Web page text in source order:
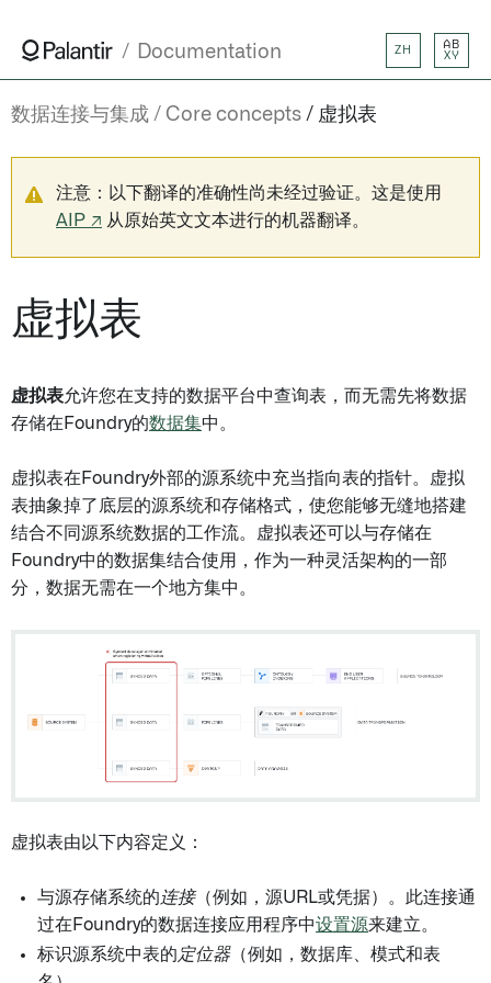
Documentation ZH
AB
XY
数据连接与集成 Core concepts 虚拟表
注意：以下翻译的准确性尚未经过验证。这是使用
AIP ↗ 从原始英文文本进行的机器翻译。
虚拟表
虚拟表允许您在支持的数据平台中查询表，而无需先将数据
存储在Foundry的数据集中。
虚拟表在Foundry外部的源系统中充当指向表的指针。虚拟
表抽象掉了底层的源系统和存储格式，使您能够无缝地搭建
结合不同源系统数据的工作流。虚拟表还可以与存储在
Foundry中的数据集结合使用，作为一种灵活架构的一部
分，数据无需在一个地方集中。
虚拟表由以下内容定义：
与源存储系统的连接（例如，源URL或凭据）。此连接通
过在Foundry的数据连接应用程序中设置源来建立。
标识源系统中表的定位器（例如，数据库、模式和表